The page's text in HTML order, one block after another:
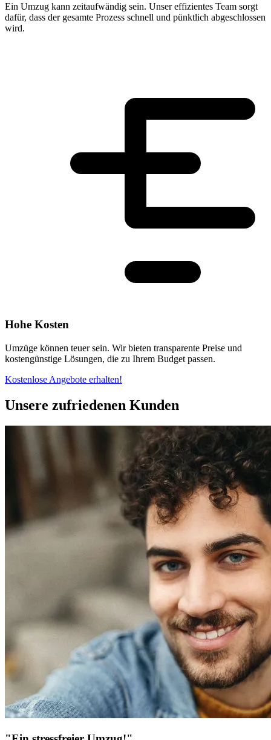
Ein Umzug kann zeitaufwändig sein. Unser effizientes Team sorgt
dafür, dass der gesamte Prozess schnell und pünktlich abgeschlossen
wird.
Hohe Kosten
Umzüge können teuer sein. Wir bieten transparente Preise und
kostengünstige Lösungen, die zu Ihrem Budget passen.
Kostenlose Angebote erhalten!
Unsere zufriedenen Kunden